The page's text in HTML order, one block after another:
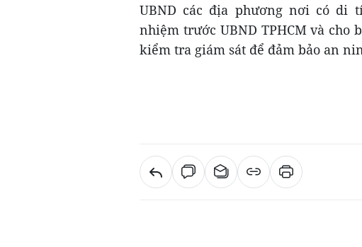
UBND các địa phương nơi có di
nhiệm trước UBND TPHCM và
kiểm tra giám sát để đảm bảo an